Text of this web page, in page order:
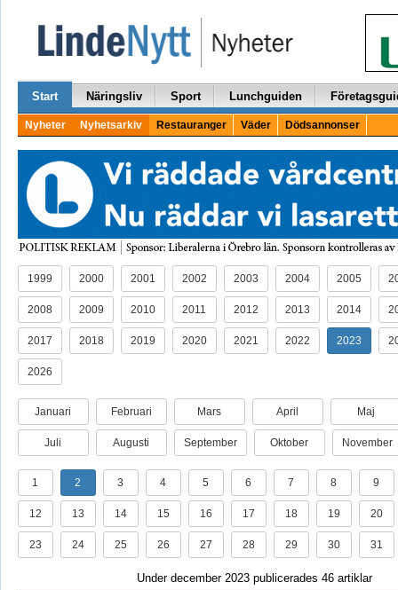
Start Näringsliv Sport Lunchguiden
Nyheter Nyhetsarkiv Restauranger Väder Dödsannonser
1999 2000 2001 2002 2003 2004 2005
2008 2009 2010 2011 2012 2013 2014
2017 2018 2019 2020 2021 2022 2023
2026
Januari Februari Mars April Maj
Juli Augusti September Oktober November
1 2 3 4 5 6 7 8 9
12 13 14 15 16 17 18 19 20
23 24 25 26 27 28 29 30 31
Under december 2023 publicerades 46 artiklar